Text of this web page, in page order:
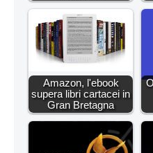
Amazon, l'ebook
supera libri cartacei in
Gran Bretagna